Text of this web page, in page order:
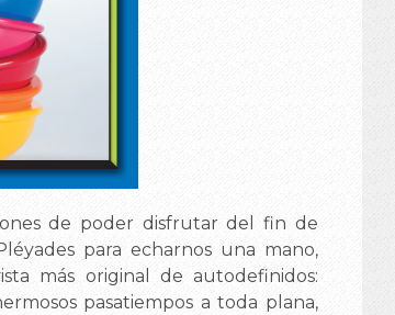
de poder disfrutar del fin de
para echarnos una mano,
más original de autodefinidos:
pasatiempos a toda plana,